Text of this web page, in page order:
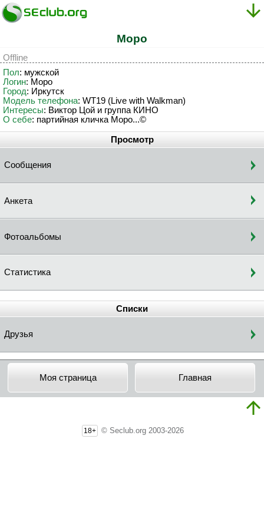
Mopo
Offline
Пол: мужской
Логин: Mopo
Город: Иркутск
Модель телефона: WT19 (Live with Walkman)
Интересы: Виктор Цой и группа КИНО
О себе: партийная кличка Моро...©
Просмотр
Сообщения
Анкета
Фотоальбомы
Статистика
Списки
Друзья
Моя страница Главная
18+ © Seclub.org 2003-2026